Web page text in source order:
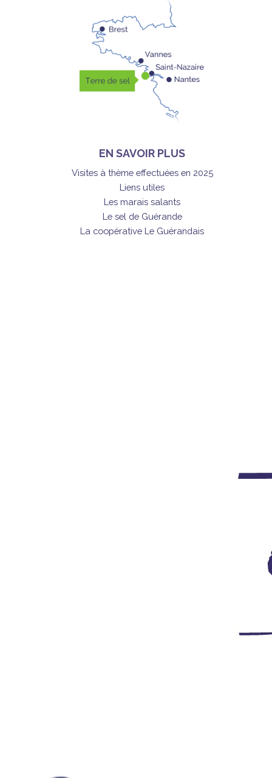
EN SAVOIR PLUS
Visites à thème effectuées en 2025
Liens utiles
Les marais salants
Le sel de Guérande
La coopérative Le Guérandais